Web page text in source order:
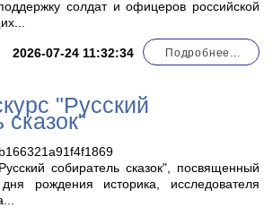
2026-07-24 11:32:34
солдат и офицеров российской
Подробнее...
"Русский
сказок"
собиратель сказок", посвященный
рождения историка, исследователя